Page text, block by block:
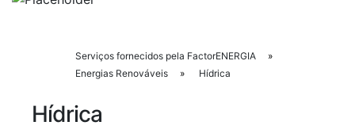
Serviços fornecidos pela FactorENERGIA
»
Energias Renováveis
» Hídrica
Hídrica